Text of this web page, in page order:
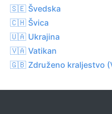
🇸🇪 Švedska
🇨🇭 Švica
🇺🇦 Ukrajina
🇻🇦 Vatikan
🇬🇧 Združeno kraljestvo